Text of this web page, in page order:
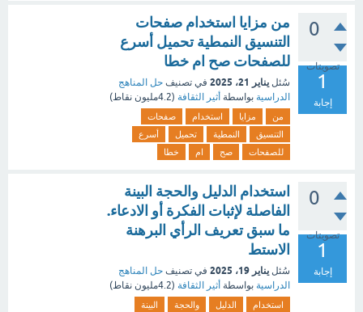
0
تصويتات
1
إجابة
من مزايا استخدام صفحات
التنسيق النمطية تحميل أسرع
للصفحات صح ام خطا
سُئل يناير 21، 2025 في تصنيف حل المناهج
الدراسية بواسطة أثير الثقافة (4.2مليون نقاط)
من مزايا استخدام
صفحات
التنسيق
النمطية تحميل
أسرع
للصفحات
صح ام خطا
0
تصويتات
1
إجابة
استخدام الدليل والحجة البينة
الفاصلة لإثبات الفكرة أو الادعاء.
ما سبق تعريف الرأي البرهنة
الاستط
سُئل يناير 19، 2025 في تصنيف حل المناهج
الدراسية بواسطة أثير الثقافة (4.2مليون نقاط)
استخدام الدليل والحجة
البينة